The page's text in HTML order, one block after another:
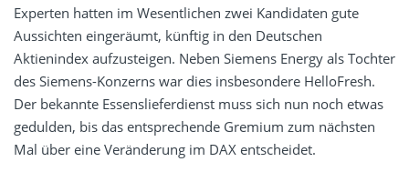
Experten hatten im Wesentlichen zwei Kandidaten gute
Aussichten eingeräumt, künftig in den Deutschen
Aktienindex aufzusteigen. Neben Siemens Energy als Tochter
des Siemens-Konzerns war dies insbesondere HelloFresh.
Der bekannte Essenslieferdienst muss sich nun noch etwas
gedulden, bis das entsprechende Gremium zum nächsten
Mal über eine Veränderung im DAX entscheidet.